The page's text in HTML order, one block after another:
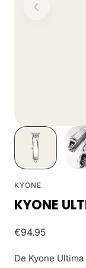
KYONE
KYONE
Normale
€94.95
De Kyone